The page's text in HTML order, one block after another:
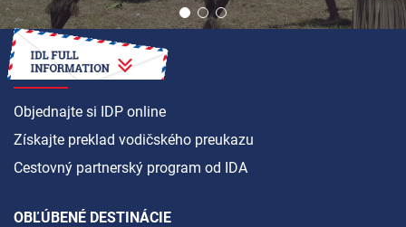
AKO NA TO
Objednajte si IDP online
Získajte preklad vodičského preukazu
Cestovný partnerský program od IDA
OBĽÚBENÉ DESTINÁCIE